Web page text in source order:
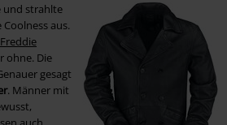
und strahlte
aus.
Freddie
ohne. Die
gesagt
. Männer mit